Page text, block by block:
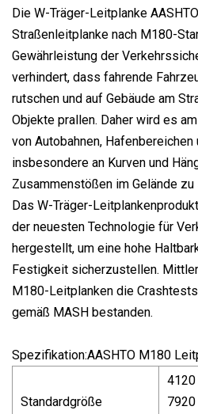
Die W-Träger-Leitplanke
Straßenleitplanke nach M180-
Gewährleistung der
verhindert, dass fahrende
rutschen und auf Gebäude am
Objekte prallen. Daher wird es
von Autobahnen, Hafenbereichen
insbesondere an Kurven und
Zusammenstößen im Gelände zu
Das W-Träger-
der neuesten Technologie für
hergestellt, um eine hohe
Festigkeit sicherzustellen.
M180-Leitplanken die
gemäß MASH bestanden.
Spezifikation:AASHTO M180
Standardgröße
4120